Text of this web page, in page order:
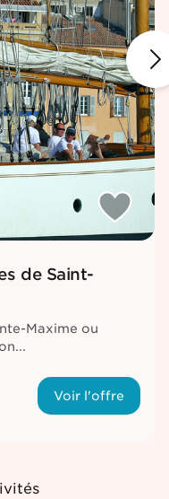
de Saint-
Maxime ou
Voir l'offre